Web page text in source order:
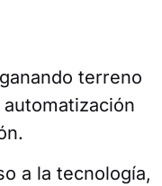
terreno
a la tecnología,